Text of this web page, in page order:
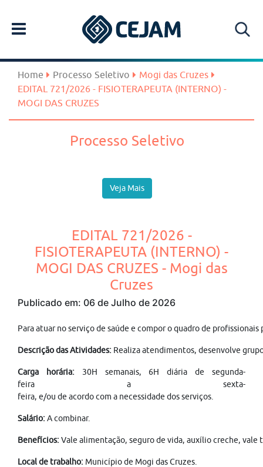
Home Processo Seletivo
Mogi das Cruzes
EDITAL 721/2026 - FISIOTERAPEUTA (INTERNO) -
MOGI DAS CRUZES
Processo Seletivo
Veja Mais
EDITAL 721/2026 -
FISIOTERAPEUTA (INTERNO) -
MOGI DAS CRUZES - Mogi das
Cruzes
Publicado em: 06 de Julho de 2026
Para atuar no serviço de saúde e compor o quadro de
Descrição das Atividades: Realiza atendimentos, desenvolve
Carga horária:30H semanais, 6H diária de segunda-
feira a sexta-
feira, e/ou de acordo com a necessidade dos serviços.
Salário:A combinar.
Benefícios:Vale alimentação, seguro de vida, auxílio creche,
Local de trabalho: Município de Mogi das Cruzes.